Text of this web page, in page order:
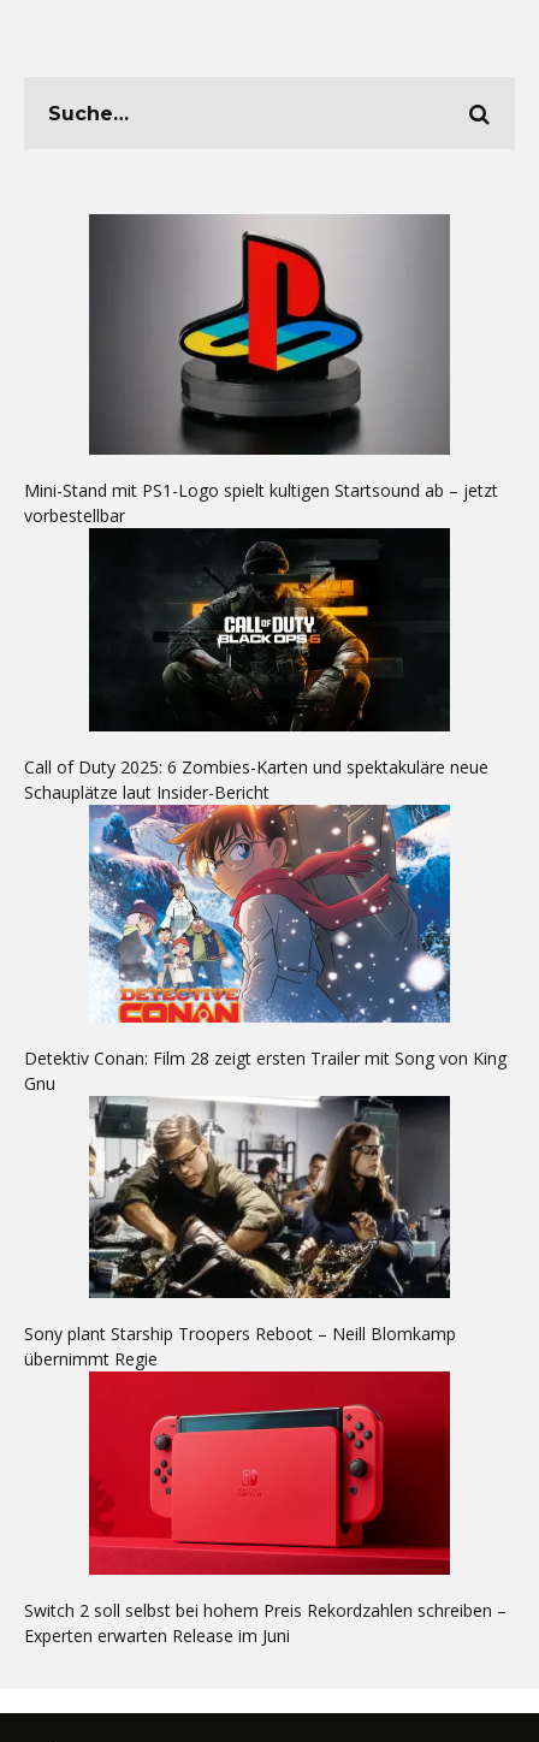
Mini-Stand mit PS1-Logo spielt kultigen Startsound ab – jetzt
vorbestellbar
Call of Duty 2025: 6 Zombies-Karten und spektakuläre neue
Schauplätze laut Insider-Bericht
Detektiv Conan: Film 28 zeigt ersten Trailer mit Song von King
Gnu
Sony plant Starship Troopers Reboot – Neill Blomkamp
übernimmt Regie
Switch 2 soll selbst bei hohem Preis Rekordzahlen schreiben –
Experten erwarten Release im Juni